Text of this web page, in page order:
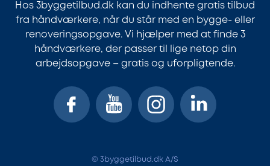
Hos 3byggetilbud.dk kan du indhente gratis tilbud
fra håndværkere, når du står med en bygge- eller
renoveringsopgave. Vi hjælper med at finde 3
håndværkere, der passer til lige netop din
arbejdsopgave – gratis og uforpligtende.
© 3byggetilbud.dk A/S